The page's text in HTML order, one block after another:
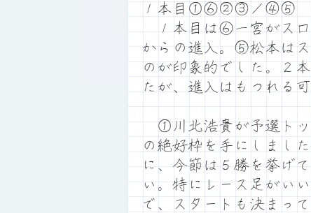
１本目①⑥②③／④⑤
１本目は⑥一宮がスロ
からの進入。⑤松本は
のが印象的でした。２
たが、進入はもつれる
①川北浩貴が予選トッ
の絶好枠を手にしまし
に、今節は５勝を挙げ
い。特にレース足がい
で、スタートも決まっ